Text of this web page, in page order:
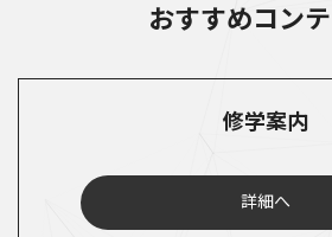
おすすめコン
修学案内
詳細へ